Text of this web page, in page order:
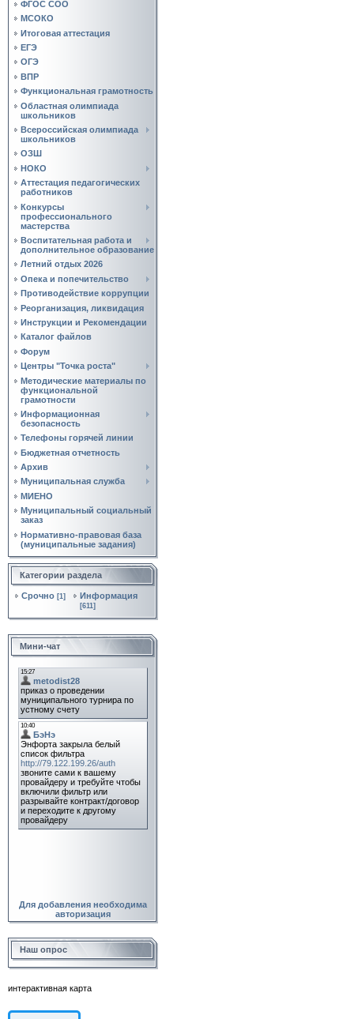
ФГОС СОО
МСОКО
Итоговая аттестация
ЕГЭ
ОГЭ
ВПР
Функциональная грамотность
Областная олимпиада
школьников
Всероссийская олимпиада
школьников
ОЗШ
НОКО
Аттестация педагогических
работников
Конкурсы
профессионального
мастерства
Воспитательная работа и
дополнительное образование
Летний отдых 2026
Опека и попечительство
Противодействие коррупции
Реорганизация, ликвидация
Инструкции и Рекомендации
Каталог файлов
Форум
Центры "Точка роста"
Методические материалы по
функциональной
грамотности
Информационная
безопасность
Телефоны горячей линии
Бюджетная отчетность
Архив
Муниципальная служба
МИЕНО
Муниципальный социальный
заказ
Нормативно‑правовая база
(муниципальные задания)
Категории раздела
Срочно [1] Информация
[611]
Мини-чат
Для добавления необходима
авторизация
Наш опрос
интерактивная карта